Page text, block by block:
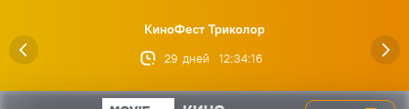
КиноФест Триколор
29 дней 12:34:16